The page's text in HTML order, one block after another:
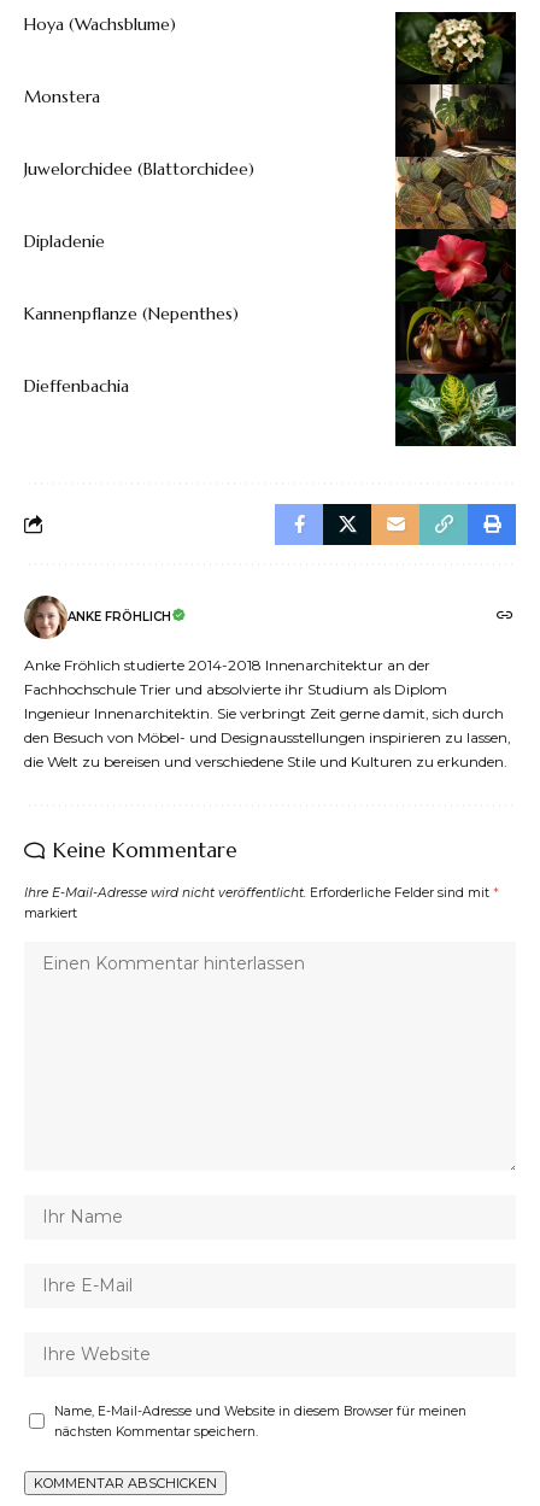
Hoya (Wachsblume)
Monstera
Juwelorchidee (Blattorchidee)
Dipladenie
Kannenpflanze (Nepenthes)
Dieffenbachia
ANKE FRÖHLICH
Anke Fröhlich studierte 2014-2018 Innenarchitektur an der
Fachhochschule Trier und absolvierte ihr Studium als Diplom
Ingenieur Innenarchitektin. Sie verbringt Zeit gerne damit, sich durch
den Besuch von Möbel- und Designausstellungen inspirieren zu lassen,
die Welt zu bereisen und verschiedene Stile und Kulturen zu erkunden.
Keine Kommentare
Ihre E-Mail-Adresse wird nicht veröffentlicht. Erforderliche Felder sind mit *
markiert
Name, E-Mail-Adresse und Website in diesem Browser für meinen
nächsten Kommentar speichern.